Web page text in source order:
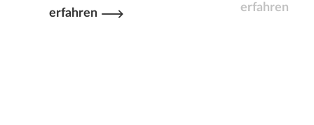
erfahren
erfahren